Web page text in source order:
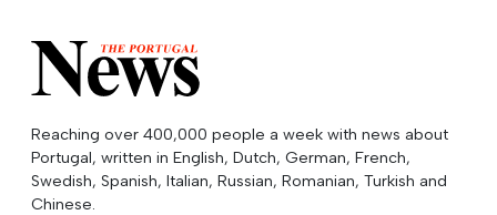
Reaching over 400,000 people a week with news about
Portugal, written in English, Dutch, German, French,
Swedish, Spanish, Italian, Russian, Romanian, Turkish and
Chinese.